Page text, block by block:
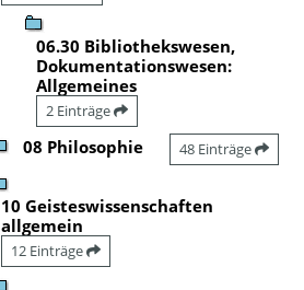
06.30 Bibliothekswesen,
Dokumentationswesen:
Allgemeines
2 Einträge
08 Philosophie 48 Einträge
10 Geisteswissenschaften
allgemein
12 Einträge